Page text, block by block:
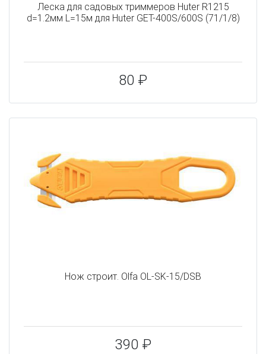
Леска для садовых триммеров Huter R1215
d=1.2мм L=15м для Huter GET-400S/600S (71/1/8)
80 ₽
Нож строит. Olfa OL-SK-15/DSB
390 ₽